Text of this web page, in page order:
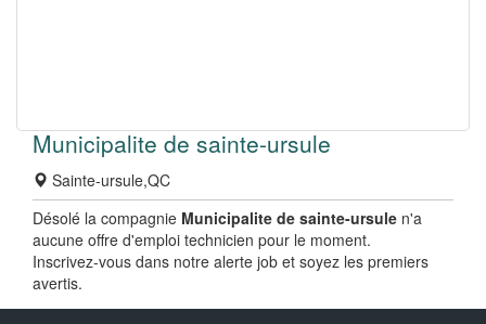
Municipalite de sainte-ursule
Sainte-ursule,QC
Désolé la compagnie Municipalite de sainte-ursule n'a
aucune offre d'emploi technicien pour le moment.
Inscrivez-vous dans notre alerte job et soyez les premiers
avertis.